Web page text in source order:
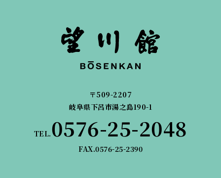
〒509-2207
岐阜県下呂市湯之島190-1
TEL.0576-25-2048
FAX.0576-25-2390